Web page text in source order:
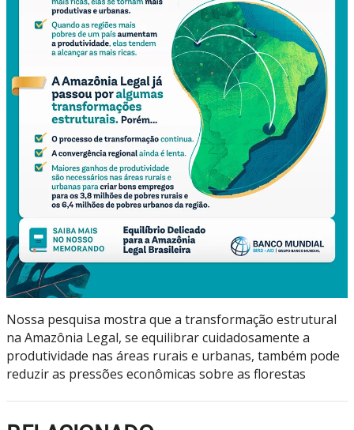
Nossa pesquisa mostra que a transformação estrutural
na Amazônia Legal, se equilibrar cuidadosamente a
produtividade nas áreas rurais e urbanas, também pode
reduzir as pressões econômicas sobre as florestas